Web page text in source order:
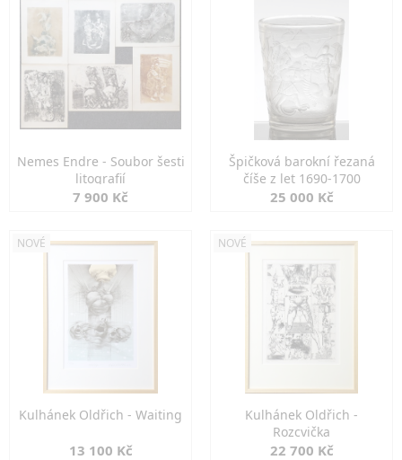
Nemes Endre - Soubor šesti
litografií
7 900 Kč
Špičková barokní řezaná
číše z let 1690-1700
25 000 Kč
NOVÉ
Kulhánek Oldřich - Waiting
13 100 Kč
NOVÉ
Kulhánek Oldřich -
Rozcvička
22 700 Kč